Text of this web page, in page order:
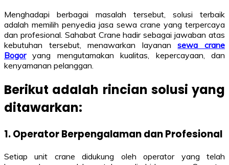
Menghadapi berbagai masalah tersebut, solusi terbaik
adalah memilih penyedia jasa sewa crane yang terpercaya
dan profesional. Sahabat Crane hadir sebagai jawaban atas
kebutuhan tersebut, menawarkan layanansewa crane
Bogoryang mengutamakan kualitas, kepercayaan, dan
kenyamanan pelanggan.
Berikut adalah rincian solusi yang
ditawarkan:
1. Operator Berpengalaman dan Profesional
Setiap unit crane didukung oleh operator yang telah